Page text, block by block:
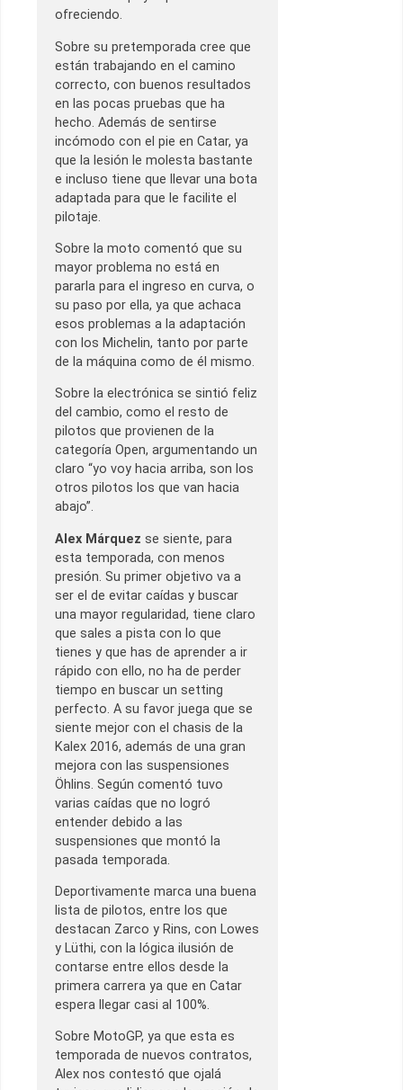
ofreciendo.
Sobre su pretemporada cree que
están trabajando en el camino
correcto, con buenos resultados
en las pocas pruebas que ha
hecho. Además de sentirse
incómodo con el pie en Catar, ya
que la lesión le molesta bastante
e incluso tiene que llevar una bota
adaptada para que le facilite el
pilotaje.
Sobre la moto comentó que su
mayor problema no está en
pararla para el ingreso en curva, o
su paso por ella, ya que achaca
esos problemas a la adaptación
con los Michelin, tanto por parte
de la máquina como de él mismo.
Sobre la electrónica se sintió feliz
del cambio, como el resto de
pilotos que provienen de la
categoría Open, argumentando un
claro “yo voy hacia arriba, son los
otros pilotos los que van hacia
abajo”.
Alex Márquez se siente, para
esta temporada, con menos
presión. Su primer objetivo va a
ser el de evitar caídas y buscar
una mayor regularidad, tiene claro
que sales a pista con lo que
tienes y que has de aprender a ir
rápido con ello, no ha de perder
tiempo en buscar un setting
perfecto. A su favor juega que se
siente mejor con el chasis de la
Kalex 2016, además de una gran
mejora con las suspensiones
Öhlins. Según comentó tuvo
varias caídas que no logró
entender debido a las
suspensiones que montó la
pasada temporada.
Deportivamente marca una buena
lista de pilotos, entre los que
destacan Zarco y Rins, con Lowes
y Lüthi, con la lógica ilusión de
contarse entre ellos desde la
primera carrera ya que en Catar
espera llegar casi al 100%.
Sobre MotoGP, ya que esta es
temporada de nuevos contratos,
Alex nos contestó que ojalá